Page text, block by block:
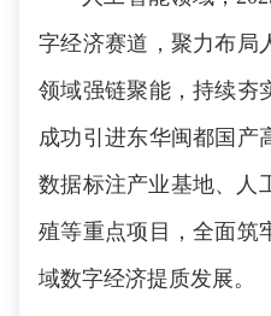
字经济赛道，聚力布局
领域强链聚能，持续夯
成功引进东华闽都国产
数据标注产业基地、人
殖等重点项目，全面筑
域数字经济提质发展。